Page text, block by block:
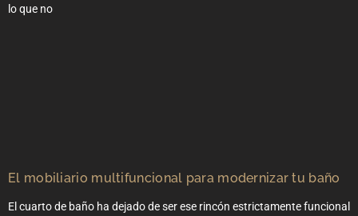
lo que no
El mobiliario multifuncional para modernizar tu baño
El cuarto de baño ha dejado de ser ese rincón estrictamente funcional